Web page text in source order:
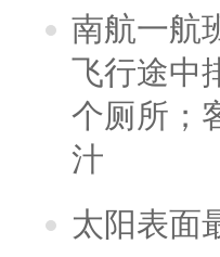
南航一航
飞行途中
个厕所；
汁
太阳表面